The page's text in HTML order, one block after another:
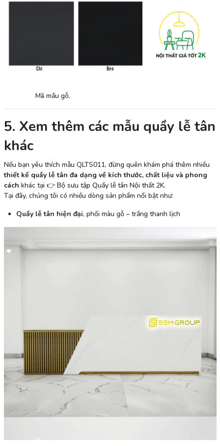
Mã mầu gỗ.
5. Xem thêm các mẫu quầy lễ tân
khác
Nếu bạn yêu thích mẫu QLTS011, đừng quên khám phá thêm nhiều
thiết kế quầy lễ tân đa dạng về kích thước, chất liệu và phong
cách khác tại 👉 Bộ sưu tập Quầy lễ tân Nội thất 2K.
Tại đây, chúng tôi có nhiều dòng sản phẩm nổi bật như:
Quầy lễ tân hiện đại, phối màu gỗ – trắng thanh lịch